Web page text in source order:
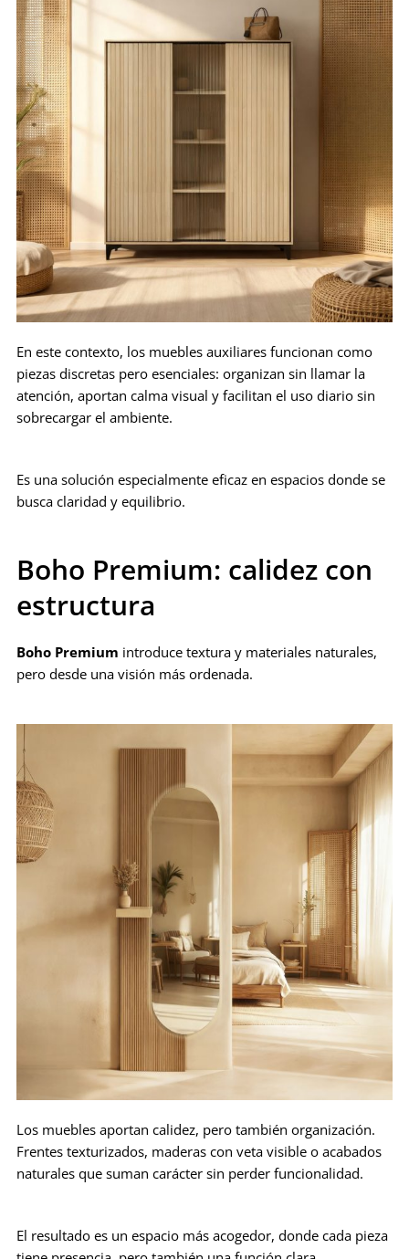
En este contexto, los muebles auxiliares funcionan como
piezas discretas pero esenciales: organizan sin llamar la
atención, aportan calma visual y facilitan el uso diario sin
sobrecargar el ambiente.
Es una solución especialmente eficaz en espacios donde se
busca claridad y equilibrio.
Boho Premium: calidez con
estructura
Boho Premium introduce textura y materiales naturales,
pero desde una visión más ordenada.
Los muebles aportan calidez, pero también organización.
Frentes texturizados, maderas con veta visible o acabados
naturales que suman carácter sin perder funcionalidad.
El resultado es un espacio más acogedor, donde cada pieza